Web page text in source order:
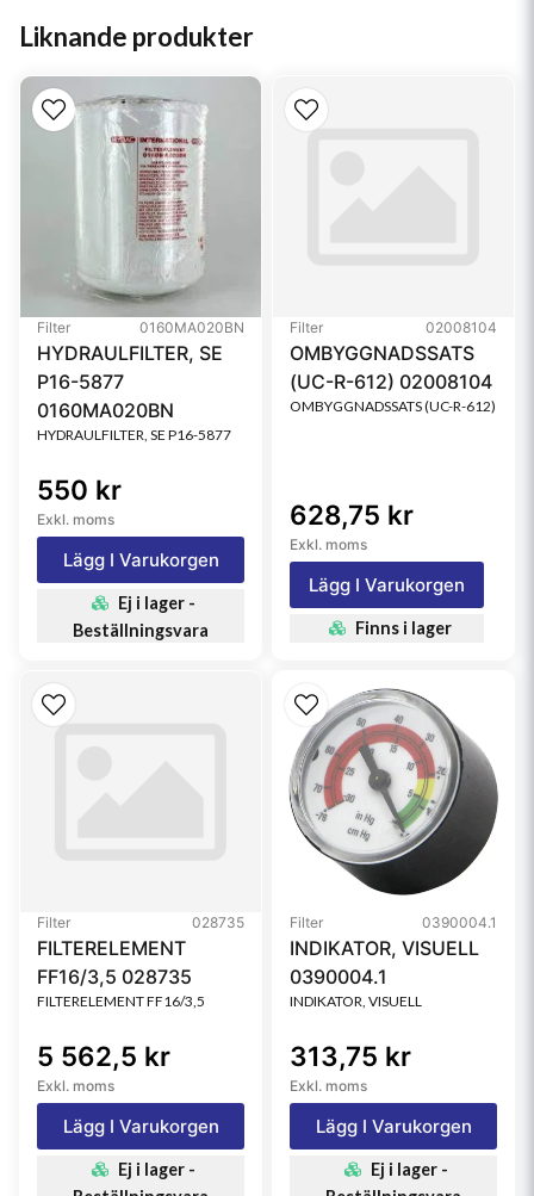
Liknande produkter
Filter 0160MA020BN
HYDRAULFILTER, SE
P16-5877
0160MA020BN
HYDRAULFILTER, SE P16-5877
550 kr
Exkl. moms
Lägg I Varukorgen
Ej i lager -
Beställningsvara
Filter 02008104
OMBYGGNADSSATS
(UC-R-612) 02008104
OMBYGGNADSSATS (UC-R-612)
628,75 kr
Exkl. moms
Lägg I Varukorgen
Finns i lager
Filter 028735
FILTERELEMENT
FF16/3,5 028735
FILTERELEMENT FF16/3,5
5 562,5 kr
Exkl. moms
Lägg I Varukorgen
Ej i lager -
Filter 0390004.1
INDIKATOR, VISUELL
0390004.1
INDIKATOR, VISUELL
313,75 kr
Exkl. moms
Lägg I Varukorgen
Ej i lager -